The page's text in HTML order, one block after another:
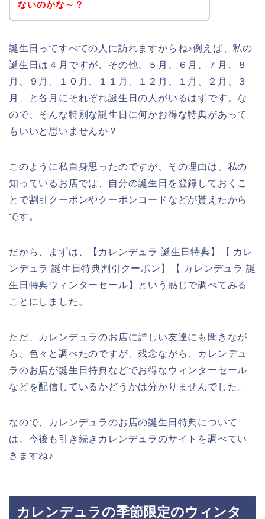
ないのかな～？
誕生日ってすべての人に訪れますからね♪例えば、私の
誕生日は４月ですが、その他、５月、６月、７月、８
月、９月、１０月、１１月、１２月、１月、２月、３
月、と各月にそれぞれ誕生日の人がいるはずです。な
ので、そんな特別な誕生日に何かお得な特典があって
もいいと思いませんか？
このように私自身思ったのですが、その理由は、私の
知っているお店では、自分の誕生日を登録しておくこ
とで割引クーポンやクーポンコードなどが貰えたから
です。
だから、まずは、【カレンデュラ 誕生日特典】【 カレ
ンデュラ 誕生日特典割引クーポン】【 カレンデュラ 誕
生日特典ウィンターセール】という感じで調べてみる
ことにしました。
ただ、カレンデュラのお店に詳しい友達にも聞きなが
ら、色々と調べたのですが、残念ながら、カレンデュ
ラのお店が誕生日特典などでお得なウィンターセール
などを配信しているかどうかは分かりませんでした。
なので、カレンデュラのお店の誕生日特典について
は、今後も引き続きカレンデュラのサイトを調べてい
きますね♪
カレンデュラの季節限定のウィンタ